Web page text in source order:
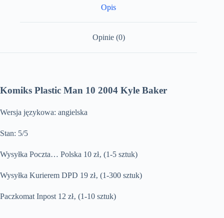
Opis
Opinie (0)
Komiks Plastic Man 10 2004 Kyle Baker
Wersja językowa: angielska
Stan: 5/5
Wysyłka Poczta… Polska 10 zł‚ (1-5 sztuk)
Wysyłka Kurierem DPD 19 zł‚ (1-300 sztuk)
Paczkomat Inpost 12 zł‚ (1-10 sztuk)